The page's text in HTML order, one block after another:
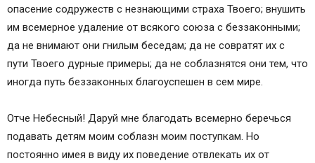
опасение содружеств с незнающими страха Твоего; внушить
им всемерное удаление от всякого союза с беззаконными;
да не внимают они гнилым беседам; да не совратят их с
пути Твоего дурные примеры; да не соблазнятся они тем, что
иногда путь беззаконных благоуспешен в сем мире.
Отче Небесный! Даруй мне благодать всемерно беречься
подавать детям моим соблазн моим поступкам. Но
постоянно имея в виду их поведение отвлекать их от